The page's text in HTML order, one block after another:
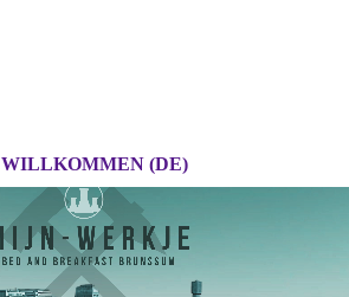
WILLKOMMEN (DE)